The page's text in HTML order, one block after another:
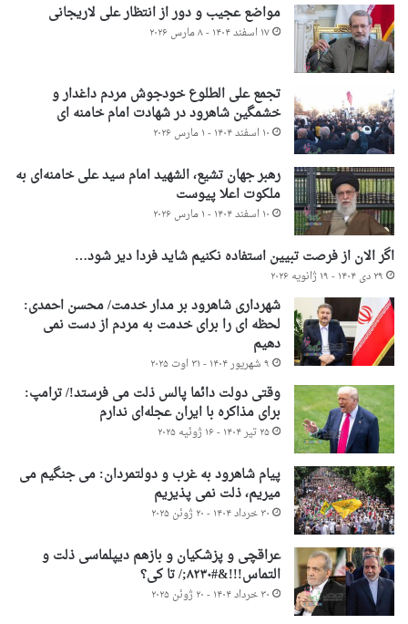
مواضع عجیب و دور از انتظار علی لاریجانی
۱۷ اسفند ۱۴۰۴ - ۸ مارس ۲۰۲۶
تجمع علی الطلوع خودجوش مردم داغدار و
خشمگین شاهرود در شهادت امام خامنه ای
۱۰ اسفند ۱۴۰۴ - ۱ مارس ۲۰۲۶
رهبر جهان تشیع، الشهید امام سید علی خامنه‌ای به
ملکوت اعلا پیوست
۱۰ اسفند ۱۴۰۴ - ۱ مارس ۲۰۲۶
اگر الان از فرصت تبیین استفاده نکنیم شاید فردا دیر شود…
۲۹ دی ۱۴۰۴ - ۱۹ ژانویه ۲۰۲۶
شهرداری شاهرود بر مدار خدمت/ محسن احمدی:
لحظه ای را برای خدمت به مردم از دست نمی
دهیم
۹ شهریور ۱۴۰۴ - ۳۱ اوت ۲۰۲۵
وقتی دولت دائما پالس ذلت می فرستد!/ ترامپ:
برای مذاکره با ایران عجله‌ای ندارم
۲۵ تیر ۱۴۰۴ - ۱۶ ژوئیه ۲۰۲۵
پیام شاهرود به غرب و دولتمردان: می جنگیم می
میریم، ذلت نمی پذیریم
۳۰ خرداد ۱۴۰۴ - ۲۰ ژوئن ۲۰۲۵
عراقچی و پزشکیان و بازهم دیپلماسی ذلت و
التماس!!!&#۸۲۳۰;/ تا کی؟
۳۰ خرداد ۱۴۰۴ - ۲۰ ژوئن ۲۰۲۵